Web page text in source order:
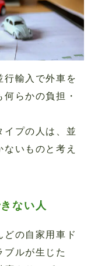
行輸入で外車を
らかの負担・
イプの人は、並
いものと考え
ない人
どの自家用車ド
ブルが生じた